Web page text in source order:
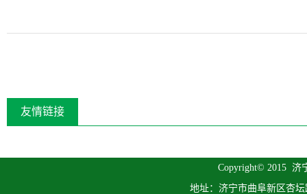
友情链接
Copyright© 2015 济
地址：济宁市曲阜新区杏